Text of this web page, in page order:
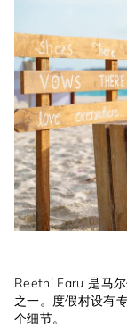
Reethi Faru 是马
之一。度假村设有
个细节。